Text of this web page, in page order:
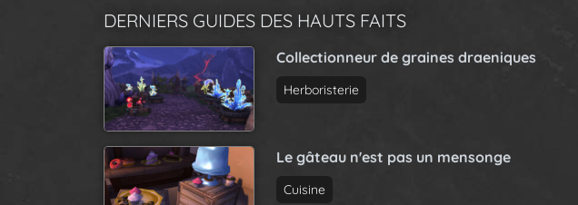
DERNIERS GUIDES DES HAUTS FAITS
Collectionneur de graines draeniques
Herboristerie
Le gâteau n'est pas un mensonge
Cuisine